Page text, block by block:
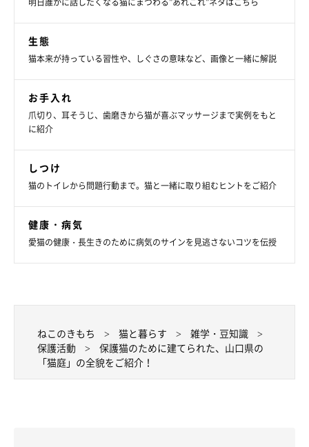
生態
猫本来が持っている習性や、しぐさの意味など、画像と一緒に解説
お手入れ
爪切り、耳そうじ、歯磨きから猫が喜ぶマッサージまで実例をもと
に紹介
しつけ
猫のトイレから問題行動まで。猫と一緒に取り組むヒントをご紹介
健康・病気
愛猫の健康・長生きのために病気のサインを見逃さないコツを伝授
ねこのきもち 猫と暮らす
雑学・豆知識
保護活動
保護猫のために建てられた、山口県の
「猫庭」の全貌をご紹介！